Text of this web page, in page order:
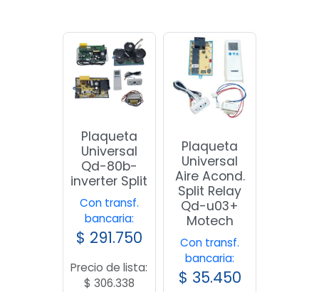
Plaqueta
Universal
Qd-80b-
inverter Split
Con transf.
bancaria:
$ 291.750
Precio de lista:
$ 306.338
Plaqueta
Universal
Aire Acond.
Split Relay
Qd-u03+
Motech
Con transf.
bancaria:
$ 35.450